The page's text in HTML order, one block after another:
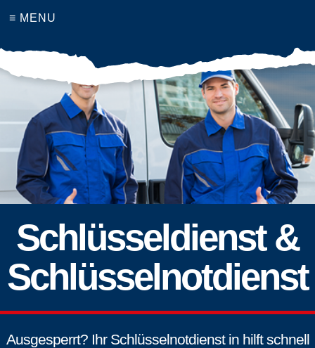
≡ MENU
Schlüsseldienst &
Schlüsselnotdienst
Ausgesperrt? Ihr Schlüsselnotdienst in hilft schnell